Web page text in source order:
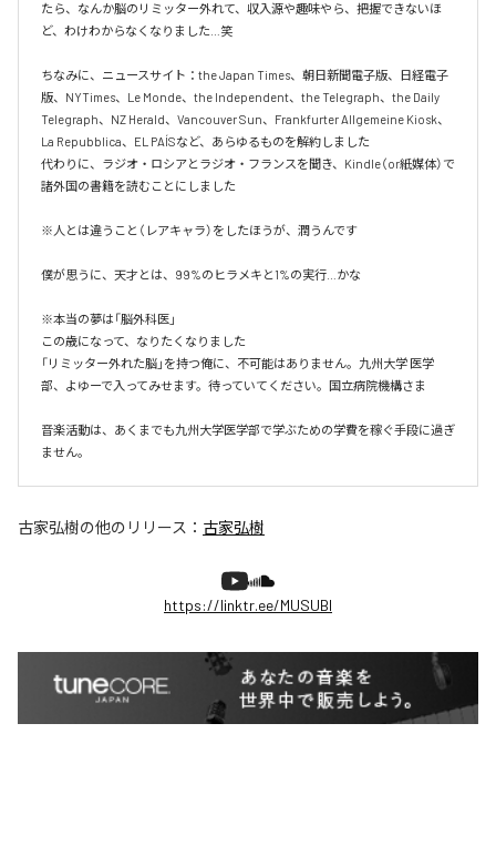
たら、なんか脳のリミッター外れて、収入源や趣味やら、把握できないほ
ど、わけわからなくなりました…笑
ちなみに、ニュースサイト：the Japan Times、朝日新聞電子版、日経電子
版、NYTimes、Le Monde、the Independent、the Telegraph、the Daily
Telegraph、NZ Herald、Vancouver Sun、Frankfurter Allgemeine Kiosk、
La Repubblica、EL PAÍSなど、あらゆるものを解約しました
代わりに、ラジオ・ロシアとラジオ・フランスを聞き、Kindle（or紙媒体）で
諸外国の書籍を読むことにしました
※人とは違うこと（レアキャラ）をしたほうが、潤うんです
僕が思うに、天才とは、99%のヒラメキと1%の実行…かな
※本当の夢は「脳外科医」
この歳になって、なりたくなりました
「リミッター外れた脳」を持つ俺に、不可能はありません。九州大学 医学
部、よゆーで入ってみせます。待っていてください。国立病院機構さま
音楽活動は、あくまでも九州大学医学部で学ぶための学費を稼ぐ手段に過ぎ
ません。
古家弘樹の他のリリース： 古家弘樹
https://linktr.ee/MUSUBI